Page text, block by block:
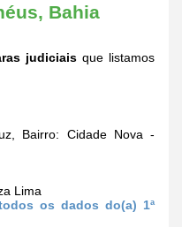
Bahia
judiciais que listamos
Bairro: Cidade Nova -
Lima
os dados do(a) 1ª